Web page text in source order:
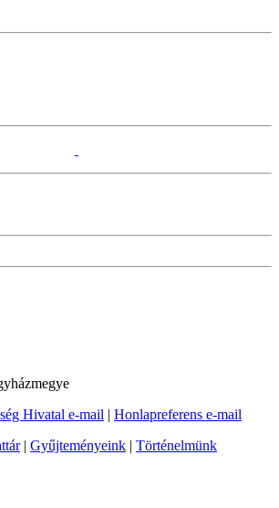
Hivatal e-mail | Honlapreferens e-mail
| Gyűjteményeink | Történelmünk